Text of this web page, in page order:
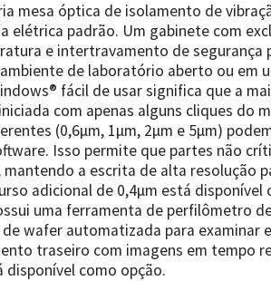
mesa óptica de isolamento de
elétrica padrão. Um gabinete com
e intertravamento de segurança
de laboratório aberto ou em
fácil de usar significa que a
com apenas alguns cliques do
(0,6µm, 1µm, 2µm e 5µm)
Isso permite que partes não
a escrita de alta resolução
adicional de 0,4µm está disponível
uma ferramenta de perfilômetro
wafer automatizada para examinar
traseiro com imagens em tempo
como opção.